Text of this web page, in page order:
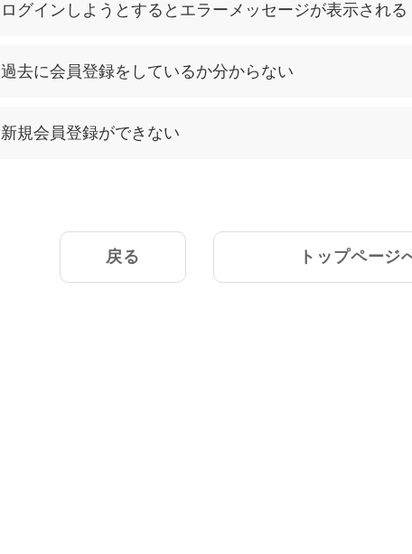
ログインしようとするとエラーメッセージが表示される
過去に会員登録をしているか分からない
新規会員登録ができない
戻る トップページ